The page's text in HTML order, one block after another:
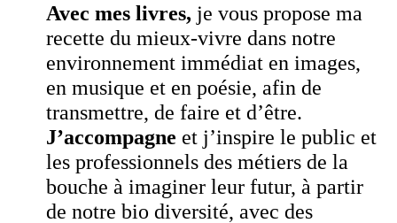
Avec mes livres, je vous propose ma
recette du mieux-vivre dans notre
environnement immédiat en images,
en musique et en poésie, afin de
transmettre, de faire et d’être.
J’accompagne et j’inspire le public et
les professionnels des métiers de la
bouche à imaginer leur futur, à partir
de notre bio diversité, avec des